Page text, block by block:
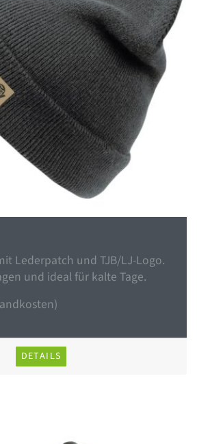
Lederpatch und TJB/LJ-Logo.
und ideal für kalte Tage.
DETAILS